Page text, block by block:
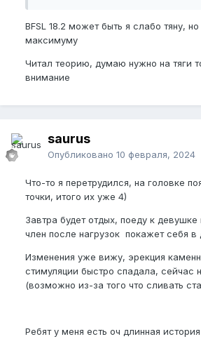
BFSL 18.2 может быть я слабо тяну,
максимуму
Читал теорию, думаю нужно на тяги
внимание
saurus
Опубликовано 10 февраля, 2024
Что-то я перетрудился, на головке
точки, итого их уже 4)
Завтра будет отдых, поеду к
член после нагрузок покажет себя в
Изменения уже вижу, эрекция
стимуляции быстро спадала, сейчас
(возможно из-за того что сливать
Ребят у меня есть оч длинная